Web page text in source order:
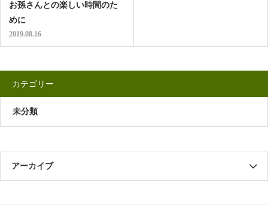
お孫さんとの楽しい時間のた
めに
2019.08.16
カテゴリー
未分類
アーカイブ